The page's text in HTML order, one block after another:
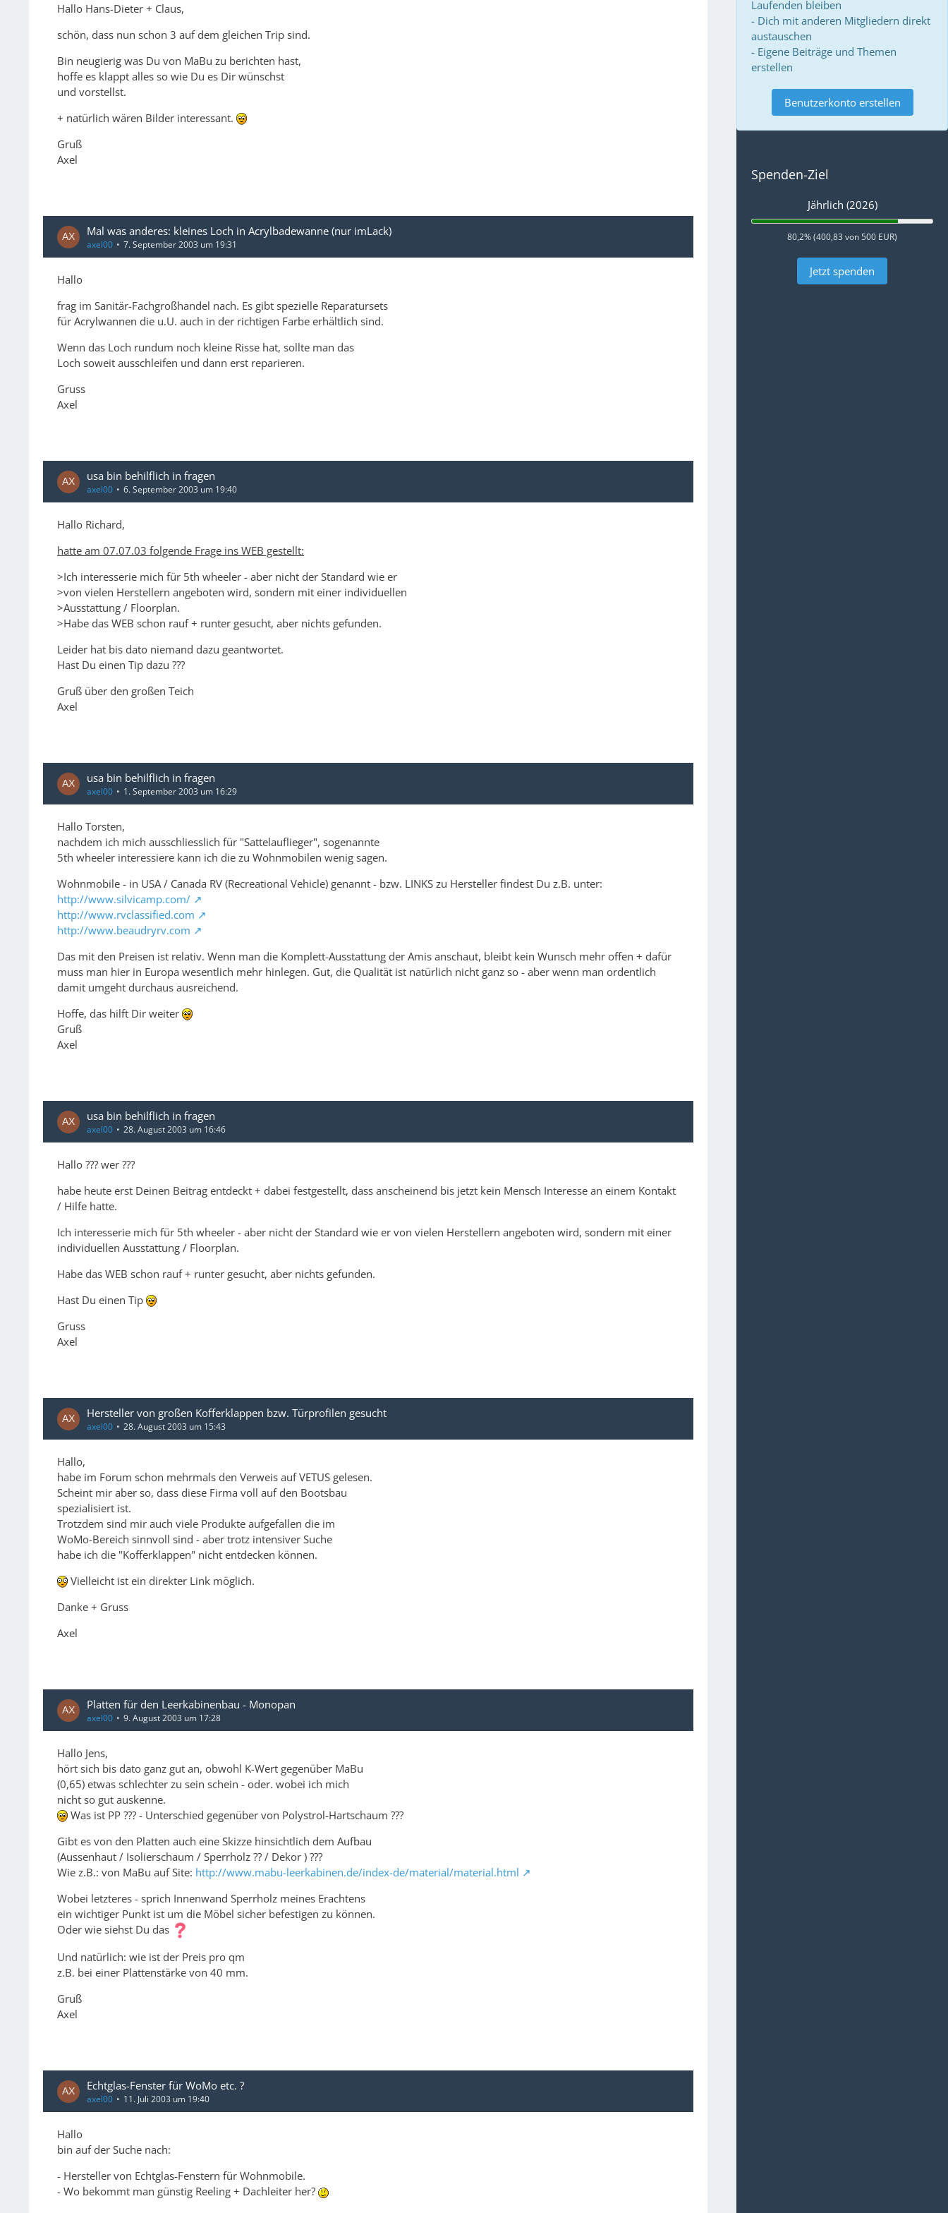
Hallo Hans-Dieter + Claus,
schön, dass nun schon 3 auf dem gleichen Trip sind.
Bin neugierig was Du von MaBu zu berichten hast,
hoffe es klappt alles so wie Du es Dir wünschst
und vorstellst.
+ natürlich wären Bilder interessant.
Gruß
Axel
Mal was anderes: kleines Loch in Acrylbadewanne (nur imLack)
axel00 7. September 2003 um 19:31
Hallo
frag im Sanitär-Fachgroßhandel nach. Es gibt spezielle Reparatursets
für Acrylwannen die u.U. auch in der richtigen Farbe erhältlich sind.
Wenn das Loch rundum noch kleine Risse hat, sollte man das
Loch soweit ausschleifen und dann erst reparieren.
Gruss
Axel
usa bin behilflich in fragen
axel00 6. September 2003 um 19:40
Hallo Richard,
hatte am 07.07.03 folgende Frage ins WEB gestellt:
>Ich interesserie mich für 5th wheeler - aber nicht der Standard wie er
>von vielen Herstellern angeboten wird, sondern mit einer individuellen
>Ausstattung / Floorplan.
>Habe das WEB schon rauf + runter gesucht, aber nichts gefunden.
Leider hat bis dato niemand dazu geantwortet.
Hast Du einen Tip dazu ???
Gruß über den großen Teich
Axel
usa bin behilflich in fragen
axel00 1. September 2003 um 16:29
Hallo Torsten,
nachdem ich mich ausschliesslich für "Sattelauflieger", sogenannte
5th wheeler interessiere kann ich die zu Wohnmobilen wenig sagen.
Wohnmobile - in USA / Canada RV (Recreational Vehicle) genannt - bzw. LINKS zu Hersteller findest Du z.B. unter:
http://www.silvicamp.com/
http://www.rvclassified.com
http://www.beaudryrv.com
Das mit den Preisen ist relativ. Wenn man die Komplett-Ausstattung der Amis anschaut, bleibt kein Wunsch mehr offen + dafür
muss man hier in Europa wesentlich mehr hinlegen. Gut, die Qualität ist natürlich nicht ganz so - aber wenn man ordentlich
damit umgeht durchaus ausreichend.
Hoffe, das hilft Dir weiter
Gruß
Axel
usa bin behilflich in fragen
axel00 28. August 2003 um 16:46
Hallo ??? wer ???
habe heute erst Deinen Beitrag entdeckt + dabei festgestellt, dass anscheinend bis jetzt kein Mensch Interesse an einem Kontakt
/ Hilfe hatte.
Ich interesserie mich für 5th wheeler - aber nicht der Standard wie er von vielen Herstellern angeboten wird, sondern mit einer
individuellen Ausstattung / Floorplan.
Habe das WEB schon rauf + runter gesucht, aber nichts gefunden.
Hast Du einen Tip
Gruss
Axel
Hersteller von großen Kofferklappen bzw. Türprofilen gesucht
axel00 28. August 2003 um 15:43
Hallo,
habe im Forum schon mehrmals den Verweis auf VETUS gelesen.
Scheint mir aber so, dass diese Firma voll auf den Bootsbau
spezialisiert ist.
Trotzdem sind mir auch viele Produkte aufgefallen die im
WoMo-Bereich sinnvoll sind - aber trotz intensiver Suche
habe ich die "Kofferklappen" nicht entdecken können.
Vielleicht ist ein direkter Link möglich.
Danke + Gruss
Axel
Platten für den Leerkabinenbau - Monopan
axel00 9. August 2003 um 17:28
Hallo Jens,
hört sich bis dato ganz gut an, obwohl K-Wert gegenüber MaBu
(0,65) etwas schlechter zu sein schein - oder. wobei ich mich
nicht so gut auskenne.
Was ist PP ??? - Unterschied gegenüber von Polystrol-Hartschaum ???
Gibt es von den Platten auch eine Skizze hinsichtlich dem Aufbau
(Aussenhaut / Isolierschaum / Sperrholz ?? / Dekor ) ???
Wie z.B.: von MaBu auf Site: http://www.mabu-leerkabinen.de/index-de/material/material.html
Wobei letzteres - sprich Innenwand Sperrholz meines Erachtens
ein wichtiger Punkt ist um die Möbel sicher befestigen zu können.
Oder wie siehst Du das
Und natürlich: wie ist der Preis pro qm
z.B. bei einer Plattenstärke von 40 mm.
Gruß
Axel
Echtglas-Fenster für WoMo etc. ?
axel00 11. Juli 2003 um 19:40
Hallo
bin auf der Suche nach:
- Hersteller von Echtglas-Fenstern für Wohnmobile.
- Wo bekommt man günstig Reeling + Dachleiter her?
Laufenden bleiben
- Dich mit anderen Mitgliedern direkt
austauschen
- Eigene Beiträge und Themen
erstellen
Benutzerkonto erstellen
Spenden-Ziel
Jährlich (2026)
80,2% (400,83 von 500 EUR)
Jetzt spenden